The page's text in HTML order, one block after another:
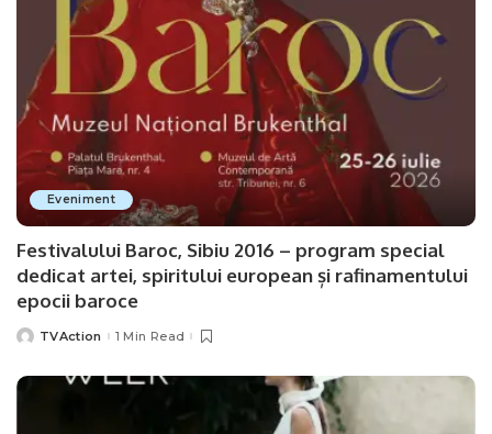
Eveniment
Festivalului Baroc, Sibiu 2016 – program special
dedicat artei, spiritului european și rafinamentului
epocii baroce
PostedTVAction 1 Min Read